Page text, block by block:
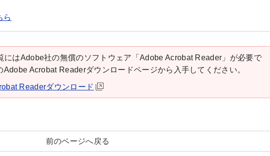
ら
にはAdobe社の無償のソフトウェア「Adobe Acrobat Reader」が必要で
Adobe Acrobat Readerダウンロードページから入手してください。
Readerダウンロード
前のページへ戻る